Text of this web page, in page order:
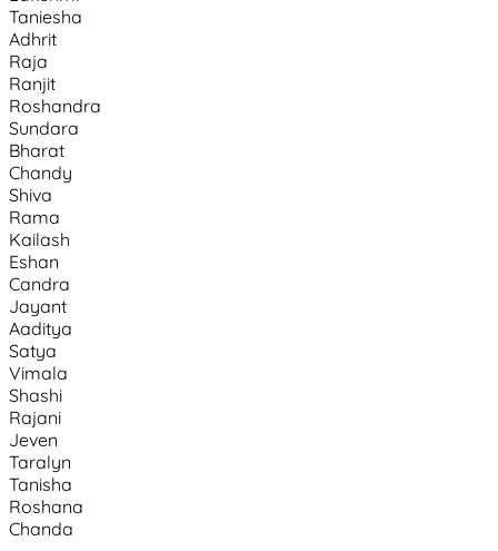
Taniesha
Adhrit
Raja
Ranjit
Roshandra
Sundara
Bharat
Chandy
Shiva
Rama
Kailash
Eshan
Candra
Jayant
Aaditya
Satya
Vimala
Shashi
Rajani
Jeven
Taralyn
Tanisha
Roshana
Chanda